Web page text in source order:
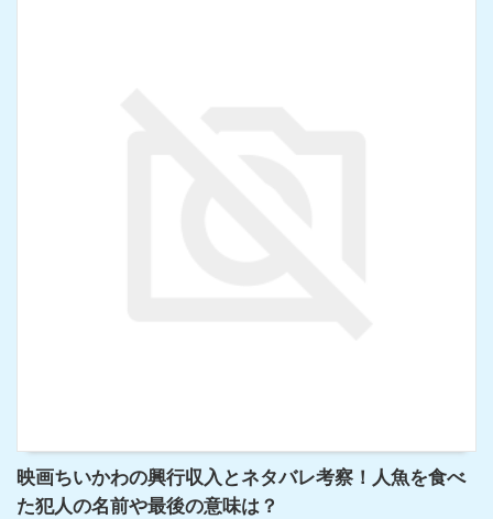
映画ちいかわの興行収入とネタバレ考察！人魚を食べ
た犯人の名前や最後の意味は？